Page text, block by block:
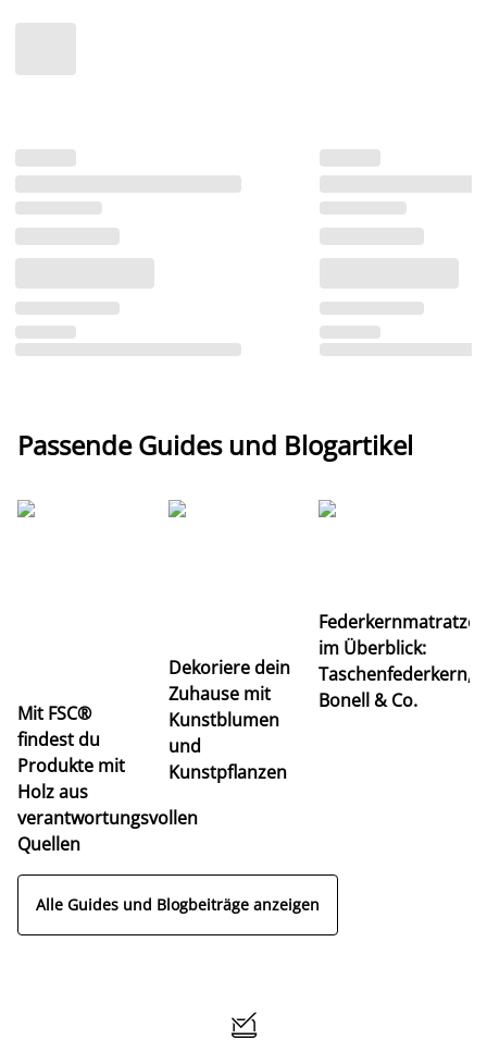
Passende Guides und Blogartikel
Mit FSC®
findest du
Produkte mit
Holz aus
verantwortungsvollen
Quellen
Dekoriere dein
Zuhause mit
Kunstblumen
und
Kunstpflanzen
im Überblick:
Taschenfederkern,
Bonell & Co.
Alle Guides und Blogbeiträge anzeigen
